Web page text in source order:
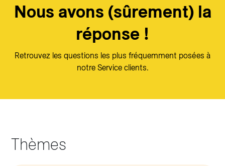
Nous avons (sûrement) la
réponse !
Retrouvez les questions les plus fréquemment posées à
notre Service clients.
Thèmes